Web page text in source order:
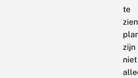
te
zijn
niet